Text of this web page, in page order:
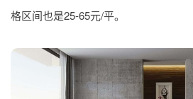
格区间也是25-65元/平。